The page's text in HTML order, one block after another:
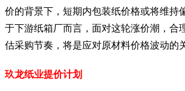
价的背景下，短期内包装纸价格或将维持
于下游纸箱厂而言，面对这轮涨价潮，合
估采购节奏，将是应对原材料价格波动的
玖龙纸业提价计划